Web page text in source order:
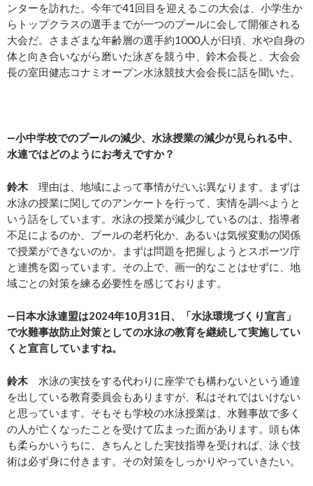
ンターを訪れた。今年で41回目を迎えるこの大会は、小学生か
らトップクラスの選手までが一つのプールに会して開催される
大会だ。さまざまな年齢層の選手約1000人が日頃、水や自身の
体と向き合いながら磨いた泳ぎを競う中、鈴木会長と、大会会
長の室田健志コナミオープン水泳競技大会会長に話を聞いた。
―小中学校でのプールの減少、水泳授業の減少が見られる中、
水連ではどのようにお考えですか？
鈴木理由は、地域によって事情がだいぶ異なります。まずは
水泳の授業に関してのアンケートを行って、実情を調べようと
いう話をしています。水泳の授業が減少しているのは、指導者
不足によるのか、プールの老朽化か、あるいは気候変動の関係
で授業ができないのか。まずは問題を把握しようとスポーツ庁
と連携を図っています。その上で、画一的なことはせずに、地
域ごとの対策を練る必要性を感じております。
―日本水泳連盟は2024年10月31日、「水泳環境づくり宣言」
で水難事故防止対策としての水泳の教育を継続して実施してい
くと宣言していますね。
鈴木水泳の実技をする代わりに座学でも構わないという通達
を出している教育委員会もありますが、私はそれではいけない
と思っています。そもそも学校の水泳授業は、水難事故で多く
の人が亡くなったことを受けて広まった面があります。頭も体
も柔らかいうちに、きちんとした実技指導を受ければ、泳ぐ技
術は必ず身に付きます。その対策をしっかりやっていきたい。